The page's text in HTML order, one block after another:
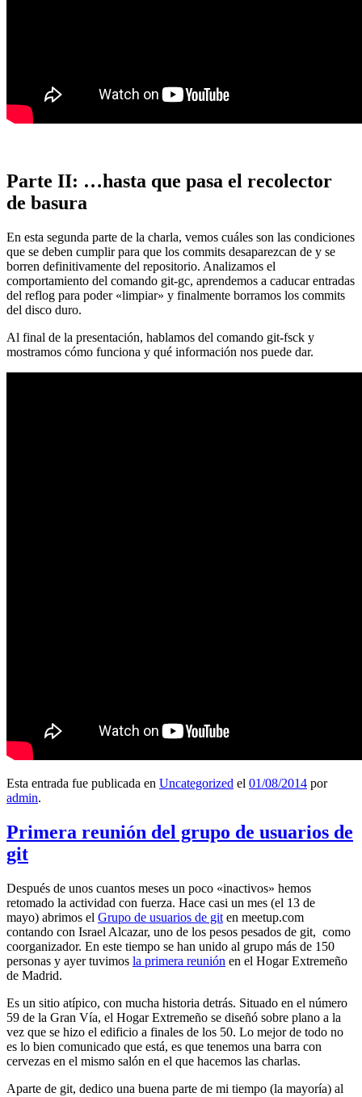
Parte II: …hasta que pasa el recolector
de basura
En esta segunda parte de la charla, vemos cuáles son las condiciones
que se deben cumplir para que los commits desaparezcan de y se
borren definitivamente del repositorio. Analizamos el
comportamiento del comando git-gc, aprendemos a caducar entradas
del reflog para poder «limpiar» y finalmente borramos los commits
del disco duro.
Al final de la presentación, hablamos del comando git-fsck y
mostramos cómo funciona y qué información nos puede dar.
Esta entrada fue publicada en Uncategorized el 01/08/2014 por
admin.
Primera reunión del grupo de usuarios de
git
Después de unos cuantos meses un poco «inactivos» hemos
retomado la actividad con fuerza. Hace casi un mes (el 13 de
mayo) abrimos el Grupo de usuarios de git en meetup.com
contando con Israel Alcazar, uno de los pesos pesados de git, como
coorganizador. En este tiempo se han unido al grupo más de 150
personas y ayer tuvimos la primera reunión en el Hogar Extremeño
de Madrid.
Es un sitio atípico, con mucha historia detrás. Situado en el número
59 de la Gran Vía, el Hogar Extremeño se diseñó sobre plano a la
vez que se hizo el edificio a finales de los 50. Lo mejor de todo no
es lo bien comunicado que está, es que tenemos una barra con
cervezas en el mismo salón en el que hacemos las charlas.
Aparte de git, dedico una buena parte de mi tiempo (la mayoría) al